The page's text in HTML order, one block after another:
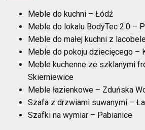
Meble do kuchni – Łódź
Meble do lokalu BodyTec 2.0 –
Meble do małej kuchni z
Meble do pokoju dziecięcego –
Meble kuchenne ze szklanymi
Skierniewice
Meble łazienkowe – Zduńska
Szafa z drzwiami suwanymi –
Szafki na wymiar – Pabianice